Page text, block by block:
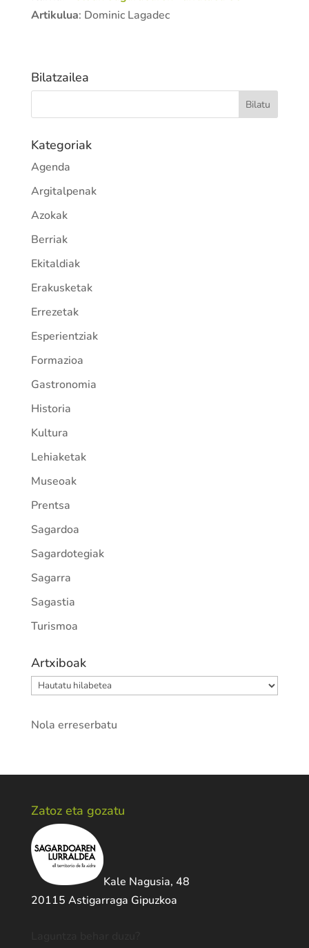
Artikulua: Dominic Lagadec
Bilatzailea
Kategoriak
Agenda
Argitalpenak
Azokak
Berriak
Ekitaldiak
Erakusketak
Errezetak
Esperientziak
Formazioa
Gastronomia
Historia
Kultura
Lehiaketak
Museoak
Prentsa
Sagardoa
Sagardotegiak
Sagarra
Sagastia
Turismoa
Artxiboak
Artxiboak
Nola erreserbatu
Zatoz eta gozatu
Kale Nagusia, 48
20115 Astigarraga Gipuzkoa